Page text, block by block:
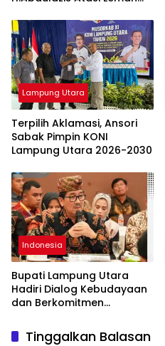
Lampung Utara
Terpilih Aklamasi, Ansori
Sabak Pimpin KONI
Lampung Utara 2026-2030
Indonesia
Bupati Lampung Utara
Hadiri Dialog Kebudayaan
dan Berkomitmen
Budaya Lokal
Tinggalkan Balasan